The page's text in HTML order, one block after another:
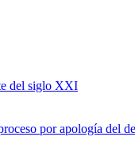
del siglo XXI